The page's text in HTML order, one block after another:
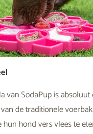
van SodaPup is
de traditionele
hun hond vers vlees te